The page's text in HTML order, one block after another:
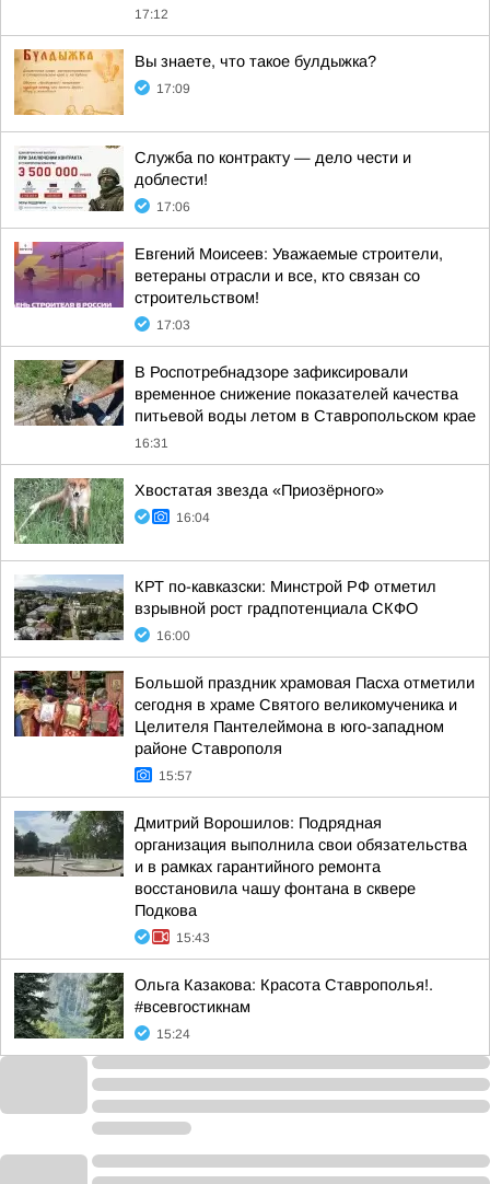
17:12
Вы знаете, что такое булдыжка?
17:09
Служба по контракту — дело чести и
доблести!
17:06
Евгений Моисеев: Уважаемые строители,
ветераны отрасли и все, кто связан со
строительством!
17:03
В Роспотребнадзоре зафиксировали
временное снижение показателей качества
питьевой воды летом в Ставропольском крае
16:31
Хвостатая звезда «Приозёрного»
16:04
КРТ по-кавказски: Минстрой РФ отметил
взрывной рост градпотенциала СКФО
16:00
Большой праздник храмовая Пасха отметили
сегодня в храме Святого великомученика и
Целителя Пантелеймона в юго-западном
районе Ставрополя
15:57
Дмитрий Ворошилов: Подрядная
организация выполнила свои обязательства
и в рамках гарантийного ремонта
восстановила чашу фонтана в сквере
Подкова
15:43
Ольга Казакова: Красота Ставрополья!.
#всевгостикнам
15:24